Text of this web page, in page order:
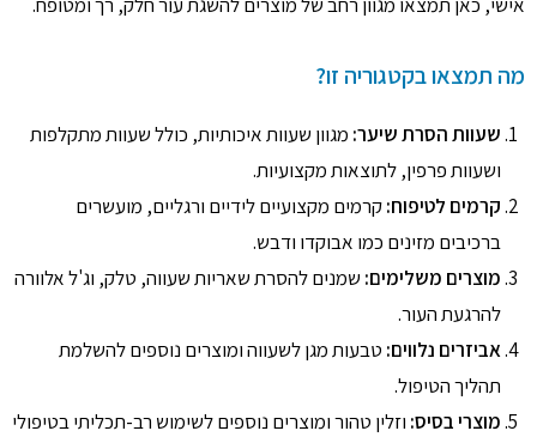
מה תמצאו בקטגוריה זו?
שעוות הסרת שיער: מגוון שעוות איכותיות, כולל שעוות מתקלפות
ושעוות פרפין, לתוצאות מקצועיות.
קרמים לטיפוח:קרמים מקצועיים לידיים ורגליים, מועשרים
ברכיבים מזינים כמו אבוקדו ודבש.
מוצרים משלימים: שמנים להסרת שאריות שעווה, טלק, וג'ל אלוורה
להרגעת העור.
אביזרים נלווים: טבעות מגן לשעווה ומוצרים נוספים להשלמת
תהליך הטיפול.
מוצרי בסיס: וזלין טהור ומוצרים נוספים לשימוש רב-תכליתי בטיפולי